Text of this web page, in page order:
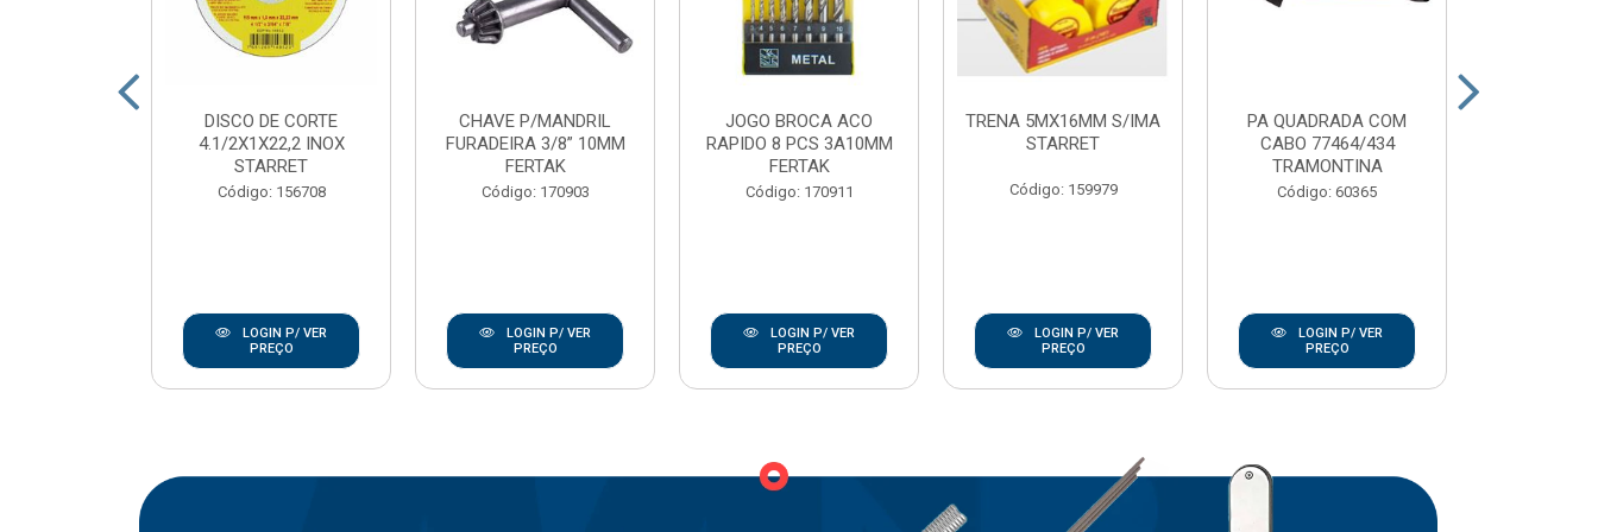
DISCO DE CORTE
4.1/2X1X22,2 INOX
STARRET
Código: 156708
LOGIN P/ VER
PREÇO
CHAVE P/MANDRIL
FURADEIRA 3/8” 10MM
FERTAK
Código: 170903
LOGIN P/ VER
PREÇO
JOGO BROCA ACO
RAPIDO 8 PCS 3A10MM
FERTAK
Código: 170911
LOGIN P/ VER
PREÇO
TRENA 5MX16MM S/IMA
STARRET
Código: 159979
LOGIN P/ VER
PREÇO
PA QUADRADA COM
CABO 77464/434
TRAMONTINA
Código: 60365
LOGIN P/ VER
PREÇO